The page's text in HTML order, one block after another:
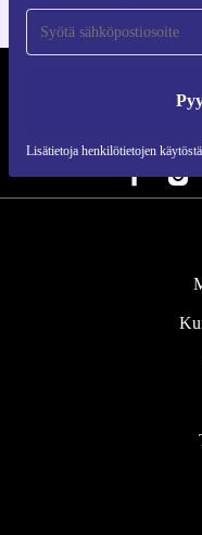
Lisätietoja henkilötietojen